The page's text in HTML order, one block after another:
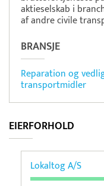
aktieselskab i
af andre civile
BRANSJE
Reparation og
transportmidler
EIERFORHOLD
Lokaltog A/S